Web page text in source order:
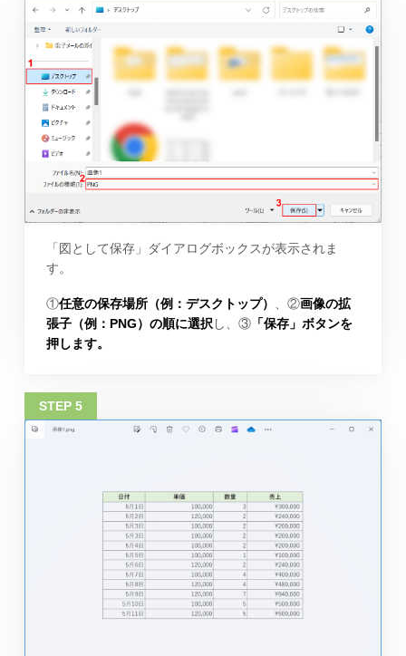
「図として保存」ダイアログボックスが表示されま
す。
①任意の保存場所（例：デスクトップ） 、②画像の拡
張子（例：PNG）の順に選択 し、③「保存」ボタンを
押します。